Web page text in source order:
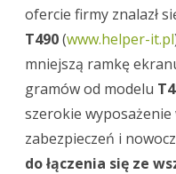
ofercie firmy znalazł
T490(www.helper-it.pl
mniejszą ramkę
gramów od modelu
szerokie wyposażenie
zabezpieczeń i
do łączenia się ze